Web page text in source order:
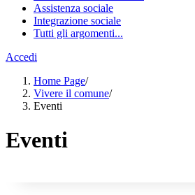
Assistenza sociale
Integrazione sociale
Tutti gli argomenti...
Accedi
Home Page/
Vivere il comune/
Eventi
Eventi